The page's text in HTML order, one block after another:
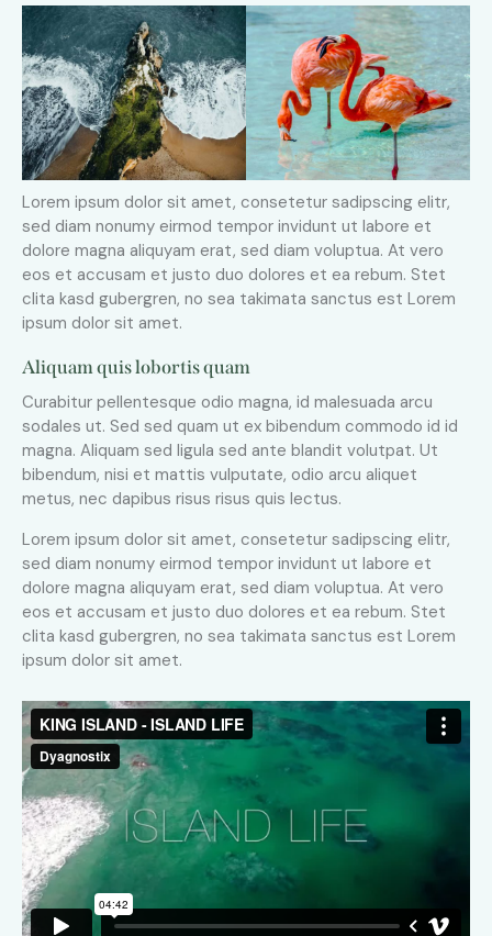
Lorem ipsum dolor sit amet, consetetur sadipscing elitr,
sed diam nonumy eirmod tempor invidunt ut labore et
dolore magna aliquyam erat, sed diam voluptua. At vero
eos et accusam et justo duo dolores et ea rebum. Stet
clita kasd gubergren, no sea takimata sanctus est Lorem
ipsum dolor sit amet.
Aliquam quis lobortis quam
Curabitur pellentesque odio magna, id malesuada arcu
sodales ut. Sed sed quam ut ex bibendum commodo id id
magna. Aliquam sed ligula sed ante blandit volutpat. Ut
bibendum, nisi et mattis vulputate, odio arcu aliquet
metus, nec dapibus risus risus quis lectus.
Lorem ipsum dolor sit amet, consetetur sadipscing elitr,
sed diam nonumy eirmod tempor invidunt ut labore et
dolore magna aliquyam erat, sed diam voluptua. At vero
eos et accusam et justo duo dolores et ea rebum. Stet
clita kasd gubergren, no sea takimata sanctus est Lorem
ipsum dolor sit amet.